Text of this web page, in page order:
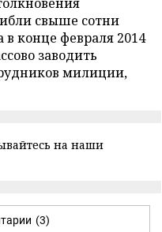
свыше сотни
в конце февраля 2014
заводить
милиции,
на наши
(3)